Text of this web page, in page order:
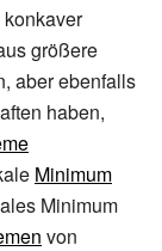
größere
aber ebenfalls
haben,
Minimum
Minimum
von